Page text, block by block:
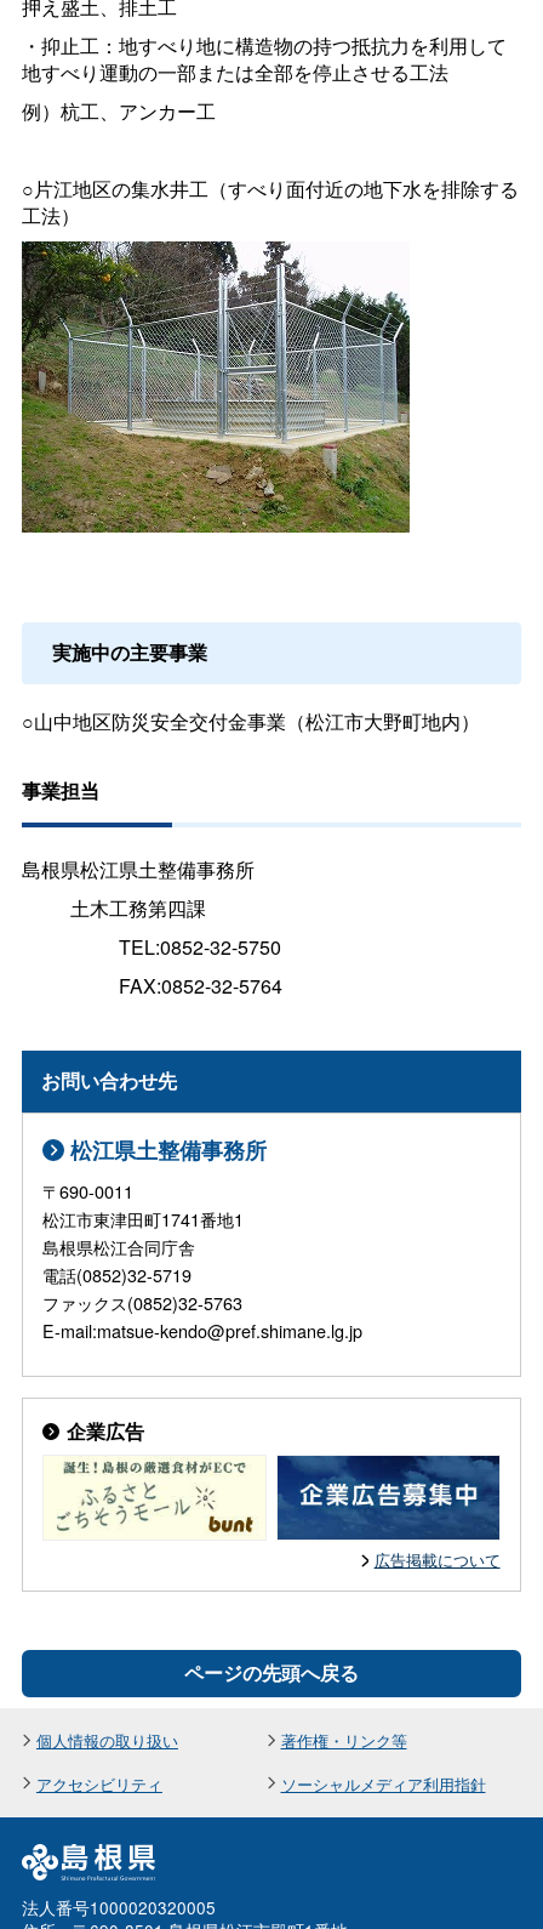
押え盛土、排土工
・抑止工：地すべり地に構造物の持つ抵抗力を利用して
地すべり運動の一部または全部を停止させる工法
例）杭工、アンカー工
○片江地区の集水井工（すべり面付近の地下水を排除する
工法）
実施中の主要事業
○山中地区防災安全交付金事業（松江市大野町地内）
事業担当
島根県松江県土整備事務所
土木工務第四課
TEL:0852-32-5750
FAX:0852-32-5764
お問い合わせ先
松江県土整備事務所
〒690-0011
松江市東津田町1741番地1
島根県松江合同庁舎
電話(0852)32-5719
ファックス(0852)32-5763
E-mail:matsue-kendo@pref.shimane.lg.jp
企業広告
広告掲載について
ページの先頭へ戻る
個人情報の取り扱い
著作権・リンク等
アクセシビリティ
ソーシャルメディア利用指針
法人番号1000020320005